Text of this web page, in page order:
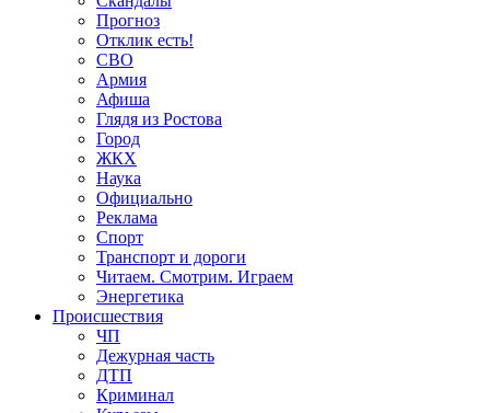
Прогноз
Отклик есть!
СВО
Армия
Афиша
Глядя из Ростова
Город
ЖКХ
Наука
Официально
Реклама
Спорт
Транспорт и дороги
Читаем. Смотрим. Играем
Энергетика
Происшествия
ЧП
Дежурная часть
ДТП
Криминал